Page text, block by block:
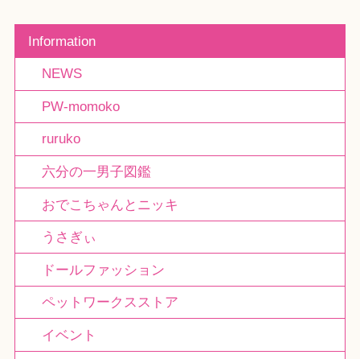
Information
NEWS
PW-momoko
ruruko
六分の一男子図鑑
おでこちゃんとニッキ
うさぎぃ
ドールファッション
ペットワークスストア
イベント